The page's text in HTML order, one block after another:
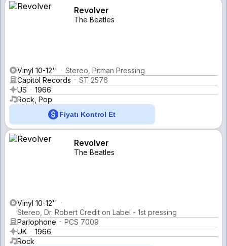
Revolver
The Beatles
Vinyl 10-12''
Stereo, Pitman Pressing
Capitol Records
ST 2576
US
1966
Rock, Pop
Fiyatı Kontrol Et
Revolver
The Beatles
Vinyl 10-12''
Stereo, Dr. Robert Credit on Label - 1st pressing
Parlophone
PCS 7009
UK
1966
Rock